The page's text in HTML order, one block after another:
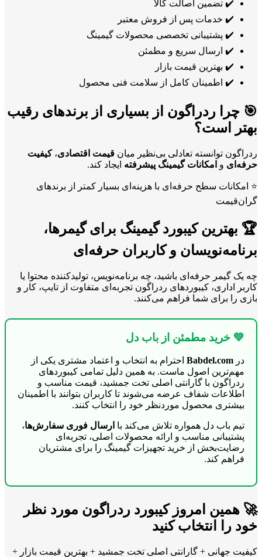
✔️ تضمین اصالت کالا
✔️ خدمات پس از فروش معتبر
✔️ پشتیبانی تخصصی محصولات گیمینگ
✔️ ارسال سریع و مطمئن
✔️ بهترین قیمت بازار
✔️ اطمینان کامل از سلامت فنی محصول
🎯 چرا ردراگون از بسیاری از برندهای رقیب
بهتر است؟
ردراگون توانسته تعادلی بی‌نظیر میان قیمت اقتصادی،کیفیت
حرفه‌ای و امکانات گیمینگ پیشرفته ایجاد کند.
⭐ امکانات سطح حرفه‌ای با هزینه‌ای بسیار کمتر از برندهای
گران‌قیمت
🏆 بهترین کیبورد گیمینگ برای گیمرها،
برنامه‌نویسان و کاربران حرفه‌ای
چه یک گیمر حرفه‌ای باشید، چه برنامه‌نویس، تولیدکننده محتوا یا
کاربر اداری، کیبوردهای ردراگون تجربه‌ای متفاوت از تایپ، کار و
بازی را برای شما فراهم می‌کنند.
💚 خرید مطمئن از باب دل
در Babdel.com احترام به انتخاب و اعتماد مشتری یکی از
مهم‌ترین اصول ماست. به همین دلیل تمامی کیبوردهای
ردراگون با گارانتی اصلی تخت جمشید، قیمت مناسب و
اطلاعات شفاف عرضه می‌شوند تا کاربران بتوانند با اطمینان
بیشتری محصول موردنظر خود را انتخاب کنند.
تیم باب دل همواره تلاش می‌کند با ارسال فوری سفارش‌ها،
پشتیبانی مناسب و ارائه محصولات اصلی، تجربه‌ای
رضایت‌بخش از خرید تجهیزات گیمینگ را برای مشتریان
فراهم کند.
🚀 همین امروز کیبورد ردراگون مورد نظر
خود را انتخاب کنید
کیفیت جهانی + گارانتی اصلی تخت جمشید + بهترین قیمت بازار +